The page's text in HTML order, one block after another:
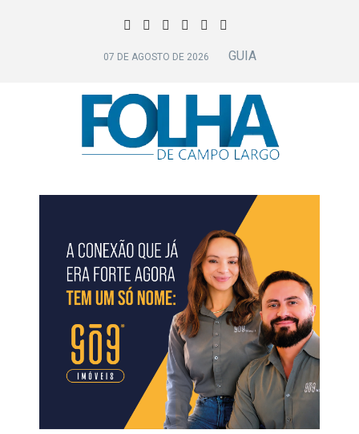
07 DE AGOSTO DE 2026 GUIA